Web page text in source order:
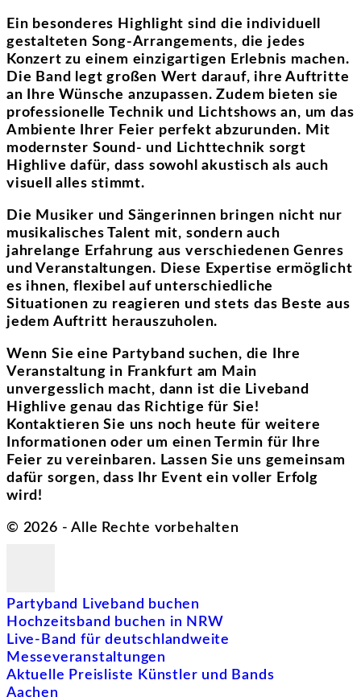
Ein besonderes Highlight sind die individuell
gestalteten Song-Arrangements, die jedes
Konzert zu einem einzigartigen Erlebnis machen.
Die Band legt großen Wert darauf, ihre Auftritte
an Ihre Wünsche anzupassen. Zudem bieten sie
professionelle Technik und Lichtshows an, um das
Ambiente Ihrer Feier perfekt abzurunden. Mit
modernster Sound- und Lichttechnik sorgt
Highlive dafür, dass sowohl akustisch als auch
visuell alles stimmt.
Die Musiker und Sängerinnen bringen nicht nur
musikalisches Talent mit, sondern auch
jahrelange Erfahrung aus verschiedenen Genres
und Veranstaltungen. Diese Expertise ermöglicht
es ihnen, flexibel auf unterschiedliche
Situationen zu reagieren und stets das Beste aus
jedem Auftritt herauszuholen.
Wenn Sie eine Partyband suchen, die Ihre
Veranstaltung in Frankfurt am Main
unvergesslich macht, dann ist die Liveband
Highlive genau das Richtige für Sie!
Kontaktieren Sie uns noch heute für weitere
Informationen oder um einen Termin für Ihre
Feier zu vereinbaren. Lassen Sie uns gemeinsam
dafür sorgen, dass Ihr Event ein voller Erfolg
wird!
© 2026 - Alle Rechte vorbehalten
Partyband Liveband buchen
Hochzeitsband buchen in NRW
Live-Band für deutschlandweite
Messeveranstaltungen
Aktuelle Preisliste Künstler und Bands
Aachen